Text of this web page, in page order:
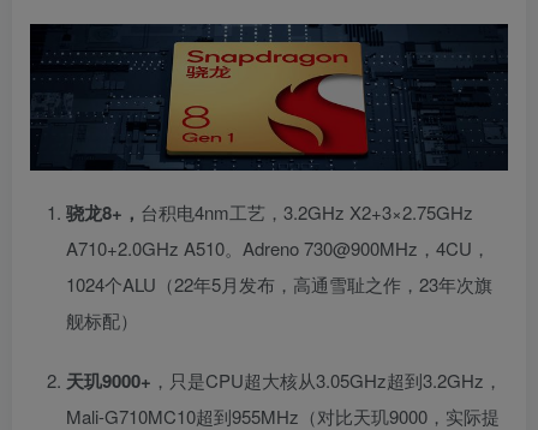
骁龙8+， 台积电4nm工艺，3.2GHz X2+3×2.75GHz
A710+2.0GHz A510。Adreno 730@900MHz，4CU，
1024个ALU（22年5月发布，高通雪耻之作，23年次旗
舰标配）
天玑9000+ ，只是CPU超大核从3.05GHz超到3.2GHz，
Mali-G710MC10超到955MHz（对比天玑9000，实际提